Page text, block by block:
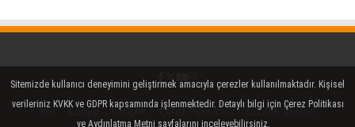
Facebook
Twitter (X)
YouTube
Instagram
Rss Künye İletişim Çerez Politikası Gizlilik İlkeleri
Sitemizde kullanıcı deneyimini geliştirmek amacıyla çerezler kullanılmaktadır. Kişisel
verileriniz KVKK ve GDPR kapsamında işlenmektedir. Detaylı bilgi için Çerez Politikası
ve Aydınlatma Metni sayfalarını inceleyebilirsiniz.